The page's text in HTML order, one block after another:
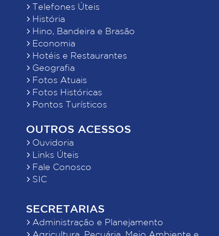
Telefones Úteis
História
Hino, Bandeira e Brasão
Economia
Hotéis e Restaurantes
Geografia
Fotos Atuais
Fotos Históricas
Pontos Turísticos
OUTROS ACESSOS
Ouvidoria
Links Úteis
Fale Conosco
SIC
SECRETARIAS
Administração e Planejamento